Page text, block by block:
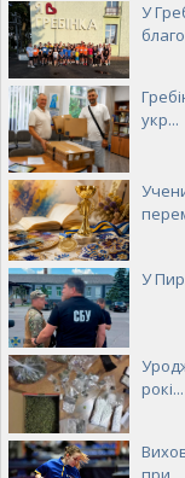
У
укр...
У
рокі...